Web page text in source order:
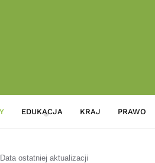
EDUKACJA KRAJ PRAWO
ostatniej aktualizacji